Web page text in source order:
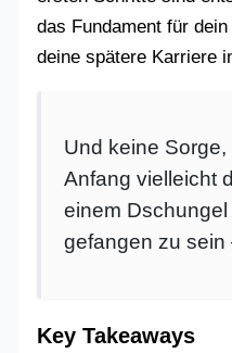
das Fundament für
deine spätere Karriere
Und keine
Anfang vielleicht
einem
gefangen zu sein
Key Takeaways